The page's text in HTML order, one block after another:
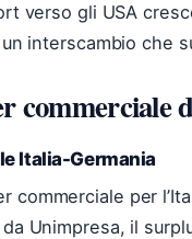
verso gli USA
interscambio che
commerciale
Italia-Germania
commerciale per
Unimpresa, il